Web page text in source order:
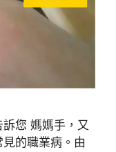
您 媽媽手，又
的職業病。由